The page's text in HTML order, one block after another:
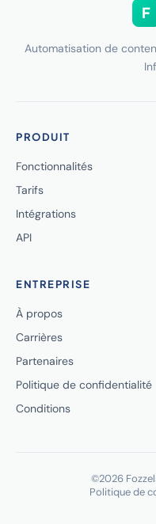
F
Automatisation de
PRODUIT
Fonctionnalités
Tarifs
Intégrations
API
ENTREPRISE
À propos
Carrières
Partenaires
Politique de confidentialité
Conditions
©2026
Politique de